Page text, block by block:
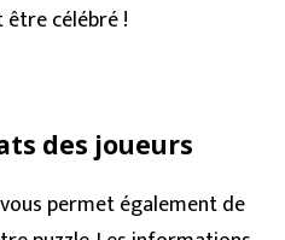
célébré !
des joueurs
permet également de